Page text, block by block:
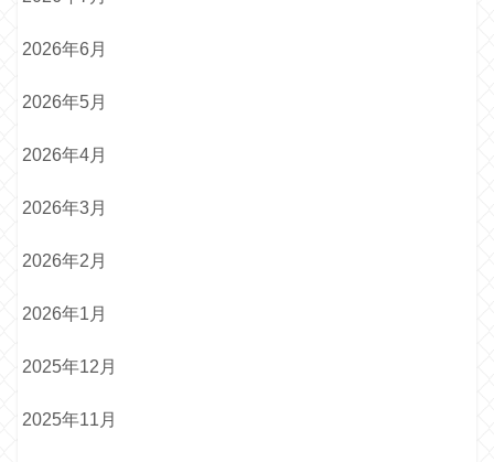
2026年6月
2026年5月
2026年4月
2026年3月
2026年2月
2026年1月
2025年12月
2025年11月